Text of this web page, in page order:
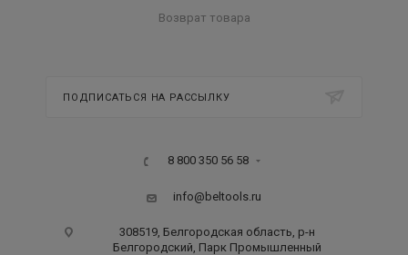
Возврат товара
ПОДПИСАТЬСЯ НА РАССЫЛКУ
8 800 350 56 58
info@beltools.ru
308519, Белгородская область, р-н
Белгородский, Парк Промышленный